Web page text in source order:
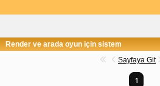
Render ve arada oyun için sistem
Sayfaya Git
1